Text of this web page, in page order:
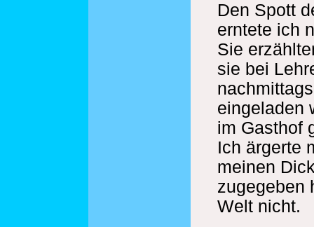
Den Spott
erntete ich
Sie
sie bei
eingeladen
im Gasthof
Ich ärgerte
meinen
zugegeben
Welt nicht.